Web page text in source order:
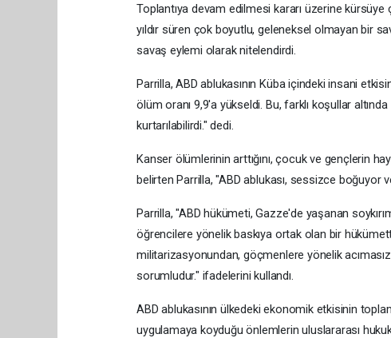
Toplantıya devam edilmesi kararı üzerine kürsüye
yıldır süren çok boyutlu, geleneksel olmayan bir
savaş eylemi olarak nitelendirdi.
Parrilla, ABD ablukasının Küba içindeki insani
ölüm oranı 9,9'a yükseldi. Bu, farklı koşullar
kurtarılabilirdi." dedi.
Kanser ölümlerinin arttığını, çocuk ve gençlerin
belirten Parrilla, "ABD ablukası, sessizce boğuyor
Parrilla, "ABD hükümeti, Gazze'de yaşanan
öğrencilere yönelik baskıya ortak olan bir
militarizasyonundan, göçmenlere yönelik
sorumludur." ifadelerini kullandı.
ABD ablukasının ülkedeki ekonomik etkisinin
uygulamaya koyduğu önlemlerin uluslararası